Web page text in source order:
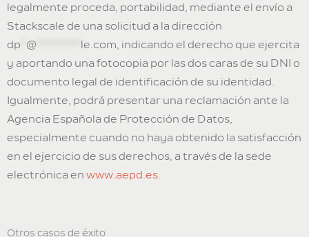
legalmente proceda, portabilidad, mediante el envío a
Stackscale de una solicitud a la dirección
dp @ le.com, indicando el derecho que ejercita
y aportando una fotocopia por las dos caras de su DNI o
documento legal de identificación de su identidad.
Igualmente, podrá presentar una reclamación ante la
Agencia Española de Protección de Datos,
especialmente cuando no haya obtenido la satisfacción
en el ejercicio de sus derechos, a través de la sede
electrónica en www.aepd.es.
Otros casos de éxito